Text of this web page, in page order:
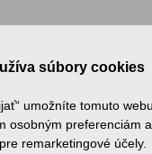
súbory cookies
umožníte tomuto
osobným preferenciám
remarketingové účely.